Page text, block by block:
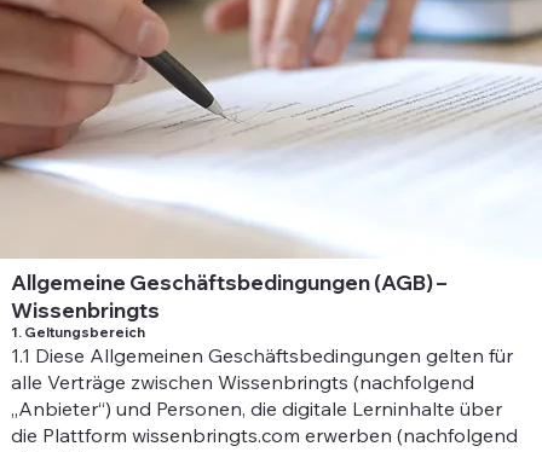
Allgemeine Geschäftsbedingungen (AGB) –
Wissenbringts
1. Geltungsbereich
1.1 Diese Allgemeinen Geschäftsbedingungen gelten für
alle Verträge zwischen Wissenbringts (nachfolgend
„Anbieter“) und Personen, die digitale Lerninhalte über
die Plattform wissenbringts.com erwerben (nachfolgend